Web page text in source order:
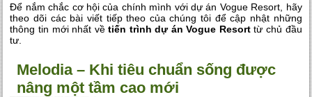
Để nắm chắc cơ hội của chính mình với dự án Vogue Resort , hãy
theo dõi các bài viết tiếp theo của chúng tôi để cập nhật những
thông tin mới nhất vềtiến trình dự án Vogue Resorttừ chủ đầu
tư.
Melodia – Khi tiêu chuẩn sống được
nâng một tầm cao mới